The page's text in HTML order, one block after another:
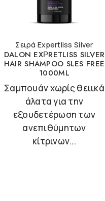
Σειρά Expertliss Silver
DALON EXΡRETLISS SILVER
HAIR SHAMPOO SLES FREE
1000ML
Σαμπουάν χωρίς θειικά
άλατα για την
εξουδετέρωση των
ανεπιθύμητων
κίτρινων...